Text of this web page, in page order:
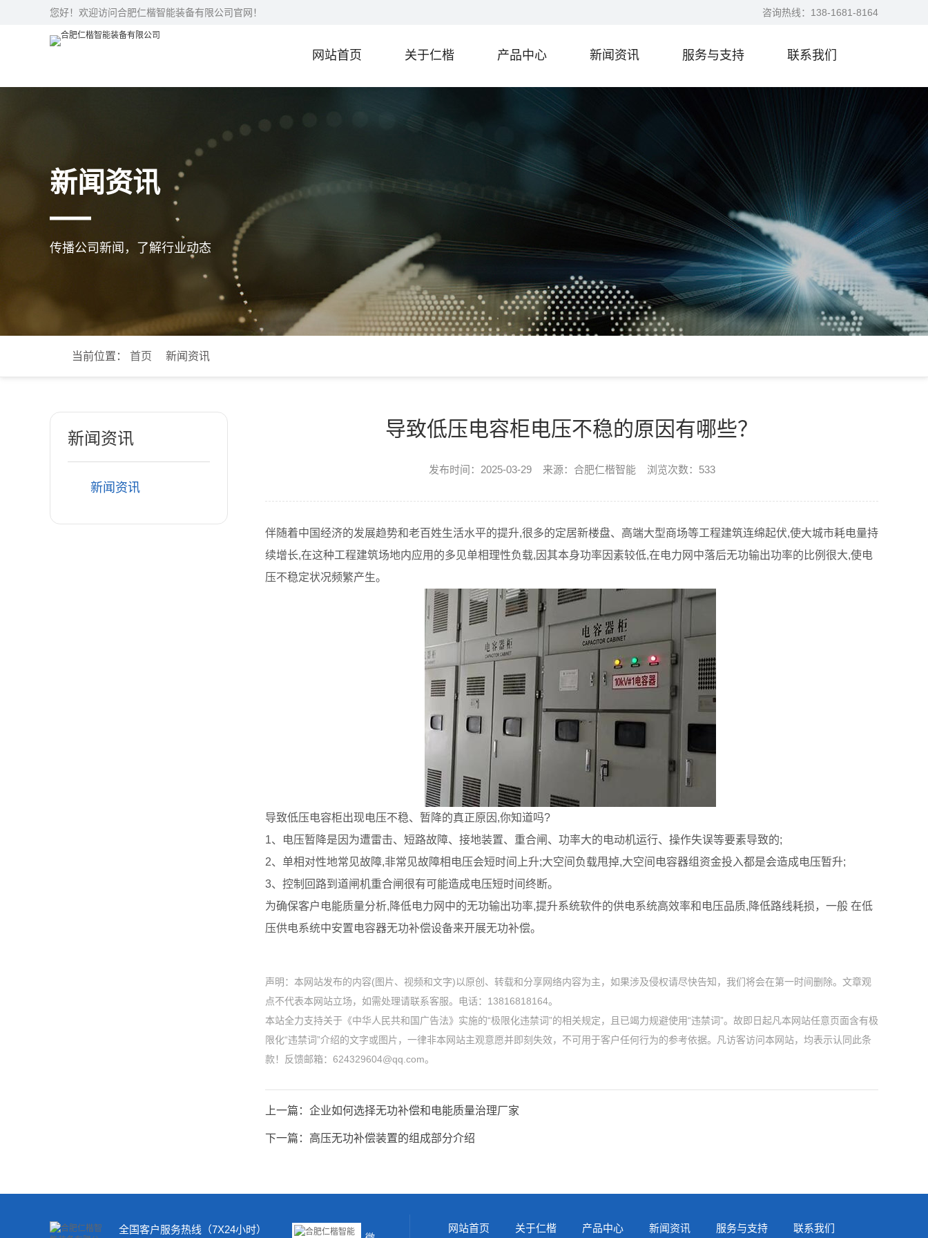
您好！欢迎访问合肥仁楷智能装备有限公司官网！ 咨询热线： 138-1681-8164
网站首页 关于仁楷 产品中心 新闻资讯 服务与支持 联系我们
新闻资讯
传播公司新闻，了解行业动态
当前位置： 首页 新闻资讯
新闻资讯
新闻资讯
导致低压电容柜电压不稳的原因有哪些？
发布时间：2025-03-29 来源：合肥仁楷智能 浏览次数：533
伴随着中国经济的发展趋势和老百姓生活水平的提升,很多的定居新楼盘、高端大型商场等工程建筑连绵起伏,使大城市耗电量持
续增长,在这种工程建筑场地内应用的多见单相理性负载,因其本身功率因素较低,在电力网中落后无功输出功率的比例很大,使电
压不稳定状况频繁产生。
导致低压电容柜出现电压不稳、暂降的真正原因,你知道吗?
1、电压暂降是因为遭雷击、短路故障、接地装置、重合闸、功率大的电动机运行、操作失误等要素导致的;
2、单相对性地常见故障,非常见故障相电压会短时间上升;大空间负载甩掉,大空间电容器组资金投入都是会造成电压暂升;
3、控制回路到道闸机重合闸很有可能造成电压短时间终断。
为确保客户电能质量分析,降低电力网中的无功输出功率,提升系统软件的供电系统高效率和电压品质,降低路线耗损，一般 在低
压供电系统中安置电容器无功补偿设备来开展无功补偿。
声明：本网站发布的内容(图片、视频和文字)以原创、转载和分享网络内容为主，如果涉及侵权请尽快告知，我们将会在第一时间删除。文章观
点不代表本网站立场，如需处理请联系客服。电话：13816818164。
本站全力支持关于《中华人民共和国广告法》实施的“极限化违禁词”的相关规定，且已竭力规避使用“违禁词”。故即日起凡本网站任意页面含有极
限化“违禁词”介绍的文字或图片，一律非本网站主观意愿并即刻失效，不可用于客户任何行为的参考依据。凡访客访问本网站，均表示认同此条
款！反馈邮箱：624329604@qq.com。
上一篇： 企业如何选择无功补偿和电能质量治理厂家
下一篇： 高压无功补偿装置的组成部分介绍
全国客户服务热线（7X24小时） 网站首页 关于仁楷 产品中心 新闻资讯 服务与支持 联系我们